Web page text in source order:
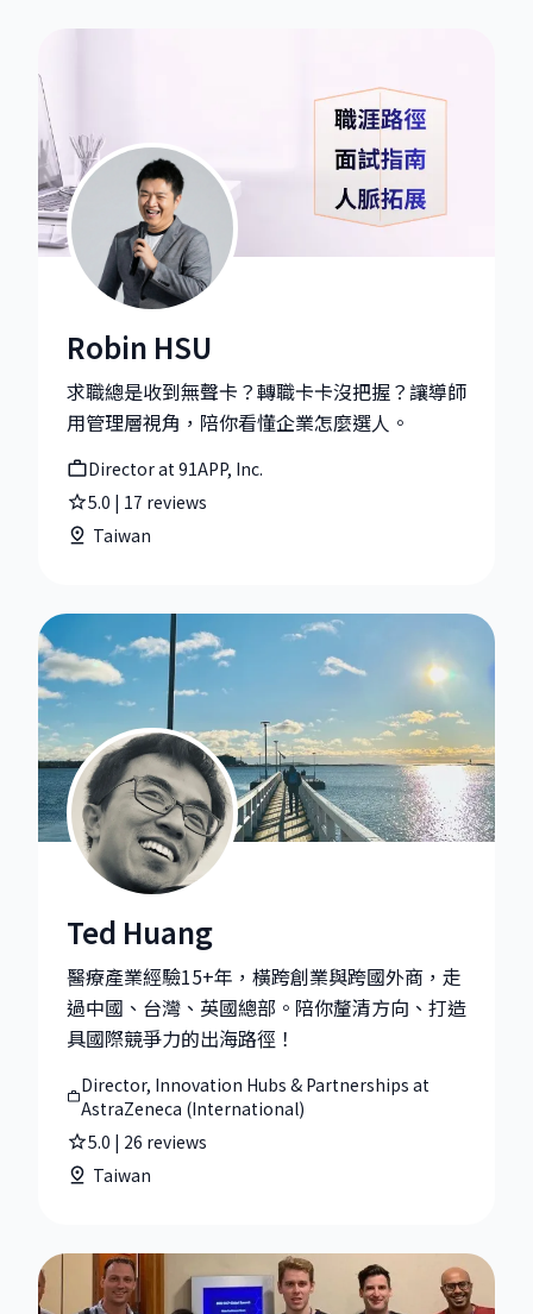
Robin HSU|Director at 91APP, Inc.
Robin HSU
求職總是收到無聲卡？轉職卡卡沒把握？讓導師
用管理層視角，陪你看懂企業怎麼選人。
Director at 91APP, Inc.
5.0 | 17 reviews
Taiwan
Ted Huang|Director, Innovation Hubs &
Ted Huang
醫療產業經驗15+年，橫跨創業與跨國外商，走
過中國、台灣、英國總部。陪你釐清方向、打造
具國際競爭力的出海路徑！
Director, Innovation Hubs & Partnerships at
AstraZeneca (International)
5.0 | 26 reviews
Taiwan